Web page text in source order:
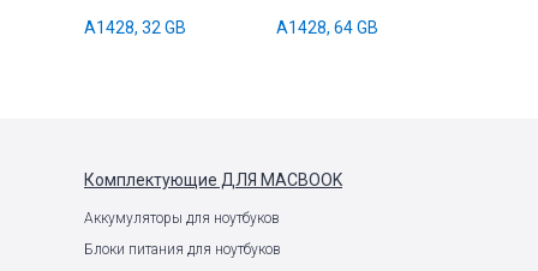
A1428, 32 GB
A1428, 64 GB
Комплектующие ДЛЯ MACBOOK
Аккумуляторы для ноутбуков
Блоки питания для ноутбуков